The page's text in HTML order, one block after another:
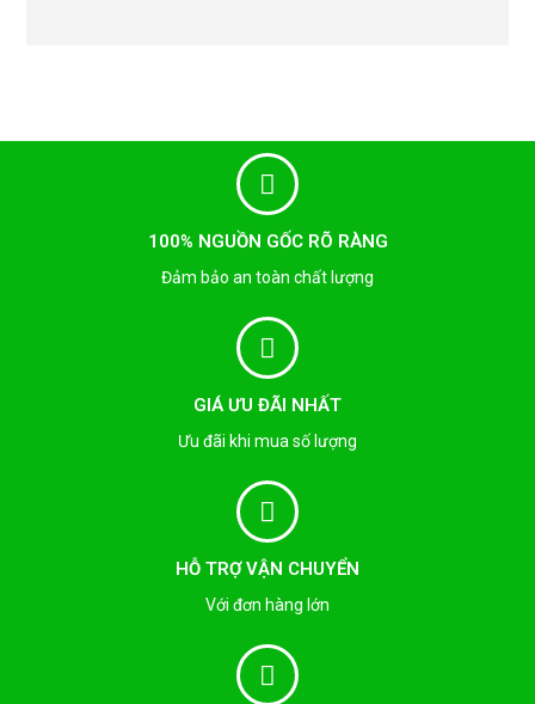
100% NGUỒN GỐC RÕ RÀNG
Đảm bảo an toàn chất lượng
GIÁ ƯU ĐÃI NHẤT
Ưu đãi khi mua số lượng
HỖ TRỢ VẬN CHUYỂN
Với đơn hàng lớn